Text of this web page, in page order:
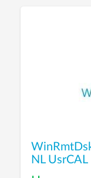
NL UsrCAL